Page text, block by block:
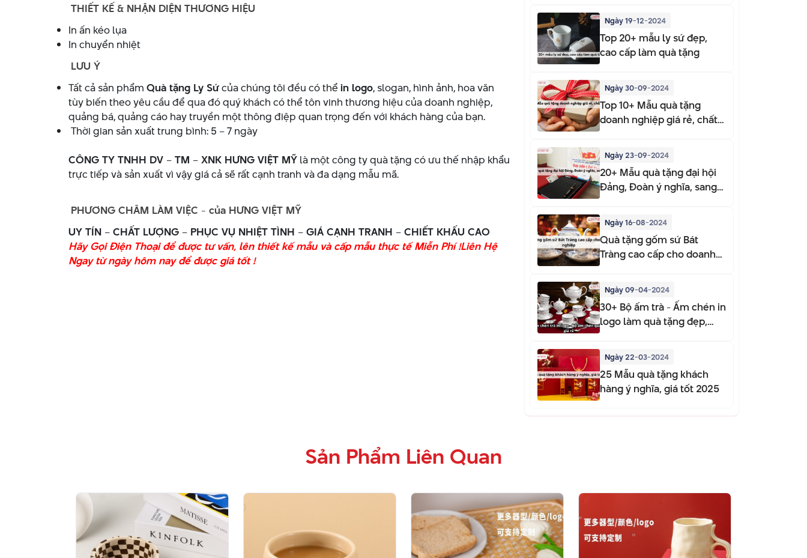
THIẾT KẾ & NHẬN DIỆN THƯƠNG HIỆU
In ấn kéo lụa
In chuyển nhiệt
LƯU Ý
Tất cả sản phẩm Quà tặng Ly Sứcủa chúng tôi đều có thể in logo, slogan, hình ảnh, hoa văn
tùy biến theo yêu cầu để qua đó quý khách có thể tôn vinh thương hiệu của doanh nghiệp,
quảng bá, quảng cáo hay truyền một thông điệp quan trọng đến với khách hàng của bạn.
Thời gian sản xuất trung bình: 5 – 7 ngày
CÔNG TY TNHH DV – TM – XNK HƯNG VIỆT MỸ là một công ty quà tặng có ưu thế nhập khẩu
trực tiếp và sản xuất vì vậy giá cả sẽ rất cạnh tranh và đa dạng mẫu mã.
PHƯƠNG CHÂM LÀM VIỆC - của HƯNG VIỆT MỸ
UY TÍN – CHẤT LƯỢNG – PHỤC VỤ NHIỆT TÌNH – GIÁ CẠNH TRANH – CHIẾT KHẤU CAO
Hãy Gọi Điện Thoại để được tư vấn, lên thiết kế mẫu và cấp mẫu thực tế Miễn Phí !Liên Hệ
Ngay từ ngày hôm nay để được giá tốt !
Ngày 19-12-2024
Top 20+ mẫu ly sứ đẹp,
cao cấp làm quà tặng
Ngày 30-09-2024
Top 10+ Mẫu quà tặng
doanh nghiệp giá rẻ, chất
Ngày 23-09-2024
20+ Mẫu quà tặng đại hội
Đảng, Đoàn ý nghĩa, sang
Ngày 16-08-2024
Quà tặng gốm sứ Bát
Tràng cao cấp cho doanh
Ngày 09-04-2024
30+ Bộ ấm trà - Ấm chén in
logo làm quà tặng đẹp,
Ngày 22-03-2024
25 Mẫu quà tặng khách
hàng ý nghĩa, giá tốt 2025
Sản Phẩm Liên Quan